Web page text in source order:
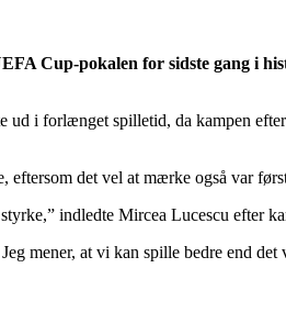
Cup-pokalen for sidste gang i
ud i forlænget spilletid, da kampen
det vel at mærke også var
indledte Mircea Lucescu efter
Jeg mener, at vi kan spille bedre end